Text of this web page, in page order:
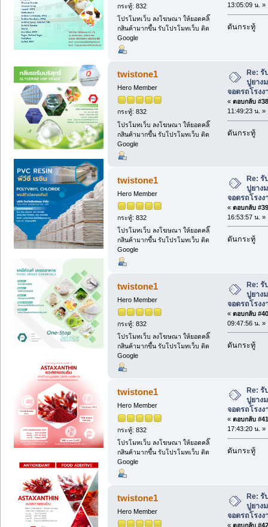
กระทู้: 832
โปรโมทเว็บ ลงโฆษณา ให้ยอดคลิ๊
กสินค้ามากขึ้น รับโปรโมทเว็บ ติด
Google
13:05:09 น. »
ดันกระทู้
twistone1
Hero Member
กระทู้: 832
โปรโมทเว็บ ลงโฆษณา ให้ยอดคลิ๊
กสินค้ามากขึ้น รับโปรโมทเว็บ ติด
Google
Re: รั
ปูยาง
จอดรถโรง
« ตอบกลับ
11:49:23 น. »
ดันกระทู้
twistone1
Hero Member
กระทู้: 832
โปรโมทเว็บ ลงโฆษณา ให้ยอดคลิ๊
กสินค้ามากขึ้น รับโปรโมทเว็บ ติด
Google
Re: รั
ปูยาง
จอดรถโรง
« ตอบกลับ
16:53:57 น. »
ดันกระทู้
twistone1
Hero Member
กระทู้: 832
โปรโมทเว็บ ลงโฆษณา ให้ยอดคลิ๊
กสินค้ามากขึ้น รับโปรโมทเว็บ ติด
Google
Re: รั
ปูยาง
จอดรถโรง
« ตอบกลับ
09:47:56 น. »
ดันกระทู้
twistone1
Hero Member
กระทู้: 832
โปรโมทเว็บ ลงโฆษณา ให้ยอดคลิ๊
กสินค้ามากขึ้น รับโปรโมทเว็บ ติด
Google
Re: รั
ปูยาง
จอดรถโรง
« ตอบกลับ
17:43:20 น. »
ดันกระทู้
twistone1
Hero Member
Re: รั
ปูยาง
จอดรถโรง
« ตอบกลับ